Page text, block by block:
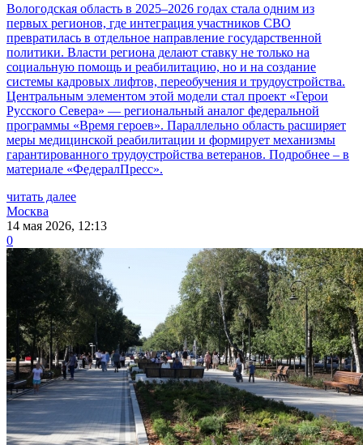
Вологодская область в 2025–2026 годах стала одним из
первых регионов, где интеграция участников СВО
превратилась в отдельное направление государственной
политики. Власти региона делают ставку не только на
социальную помощь и реабилитацию, но и на создание
системы кадровых лифтов, переобучения и трудоустройства.
Центральным элементом этой модели стал проект «Герои
Русского Севера» — региональный аналог федеральной
программы «Время героев». Параллельно область расширяет
меры медицинской реабилитации и формирует механизмы
гарантированного трудоустройства ветеранов. Подробнее – в
материале «ФедералПресс».
читать далее
Москва
14 мая 2026, 12:13
0